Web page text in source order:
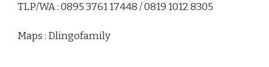
TLP/WA : 0895 3761 17448 / 0819 1012 8305
Maps : Dlingofamily